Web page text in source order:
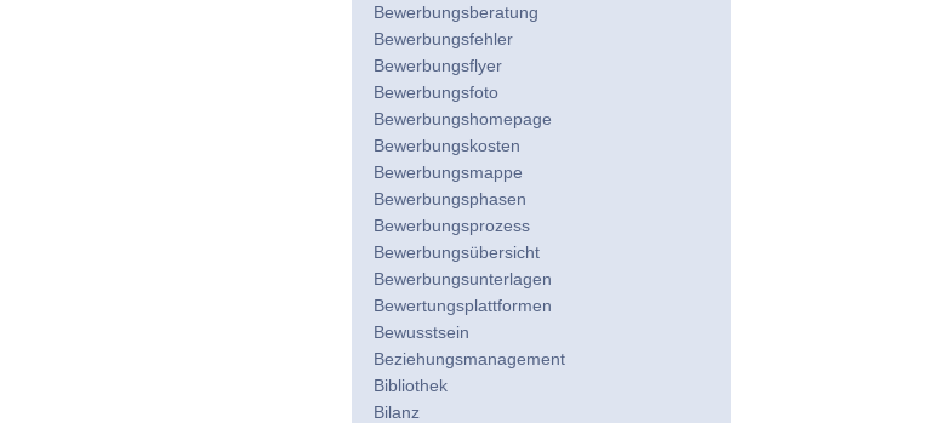
Bewerbungsberatung
Bewerbungsfehler
Bewerbungsflyer
Bewerbungsfoto
Bewerbungshomepage
Bewerbungskosten
Bewerbungsmappe
Bewerbungsphasen
Bewerbungsprozess
Bewerbungsübersicht
Bewerbungsunterlagen
Bewertungsplattformen
Bewusstsein
Beziehungsmanagement
Bibliothek
Bilanz